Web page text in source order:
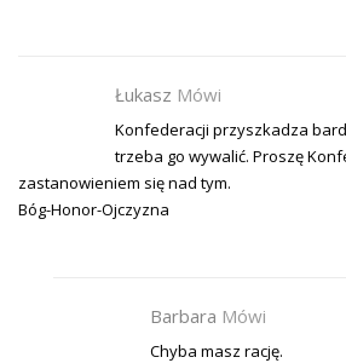
Łukasz Mówi
Konfederacji przyszkadza
trzeba go wywalić. Proszę
zastanowieniem się nad tym.
Bóg-Honor-Ojczyzna
Barbara Mówi
Chyba masz rację.